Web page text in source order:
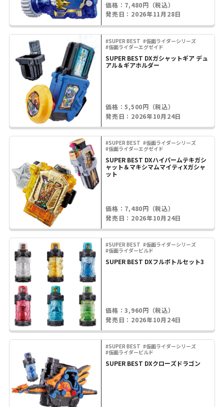
価格：7,480円（税込）
発売日：2026年11月28日
#SUPER BEST #仮面ライダーシリーズ
#仮面ライダーエグゼイド
SUPER BEST DXガシャットギア デュ
アル＆ギアホルダー
価格：5,500円（税込）
発売日：2026年10月24日
#SUPER BEST #仮面ライダーシリーズ
#仮面ライダーエグゼイド
SUPER BEST DXハイパームテキガシ
ャット＆マキシマムマイティXガシャ
ット
価格：7,480円（税込）
発売日：2026年10月24日
#SUPER BEST #仮面ライダーシリーズ
#仮面ライダービルド
SUPER BEST DXフルボトルセット3
価格：3,960円（税込）
発売日：2026年10月24日
#SUPER BEST #仮面ライダーシリーズ
#仮面ライダービルド
SUPER BEST DXクローズドラゴン